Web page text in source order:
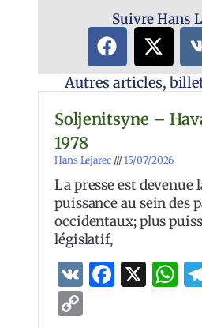
Suivre Hans
Autres articles,
Soljenitsyne –
1978
Hans Lejarec 15/07/2026
La presse est devenue
puissance au sein des
occidentaux; plus
législatif,
VK X